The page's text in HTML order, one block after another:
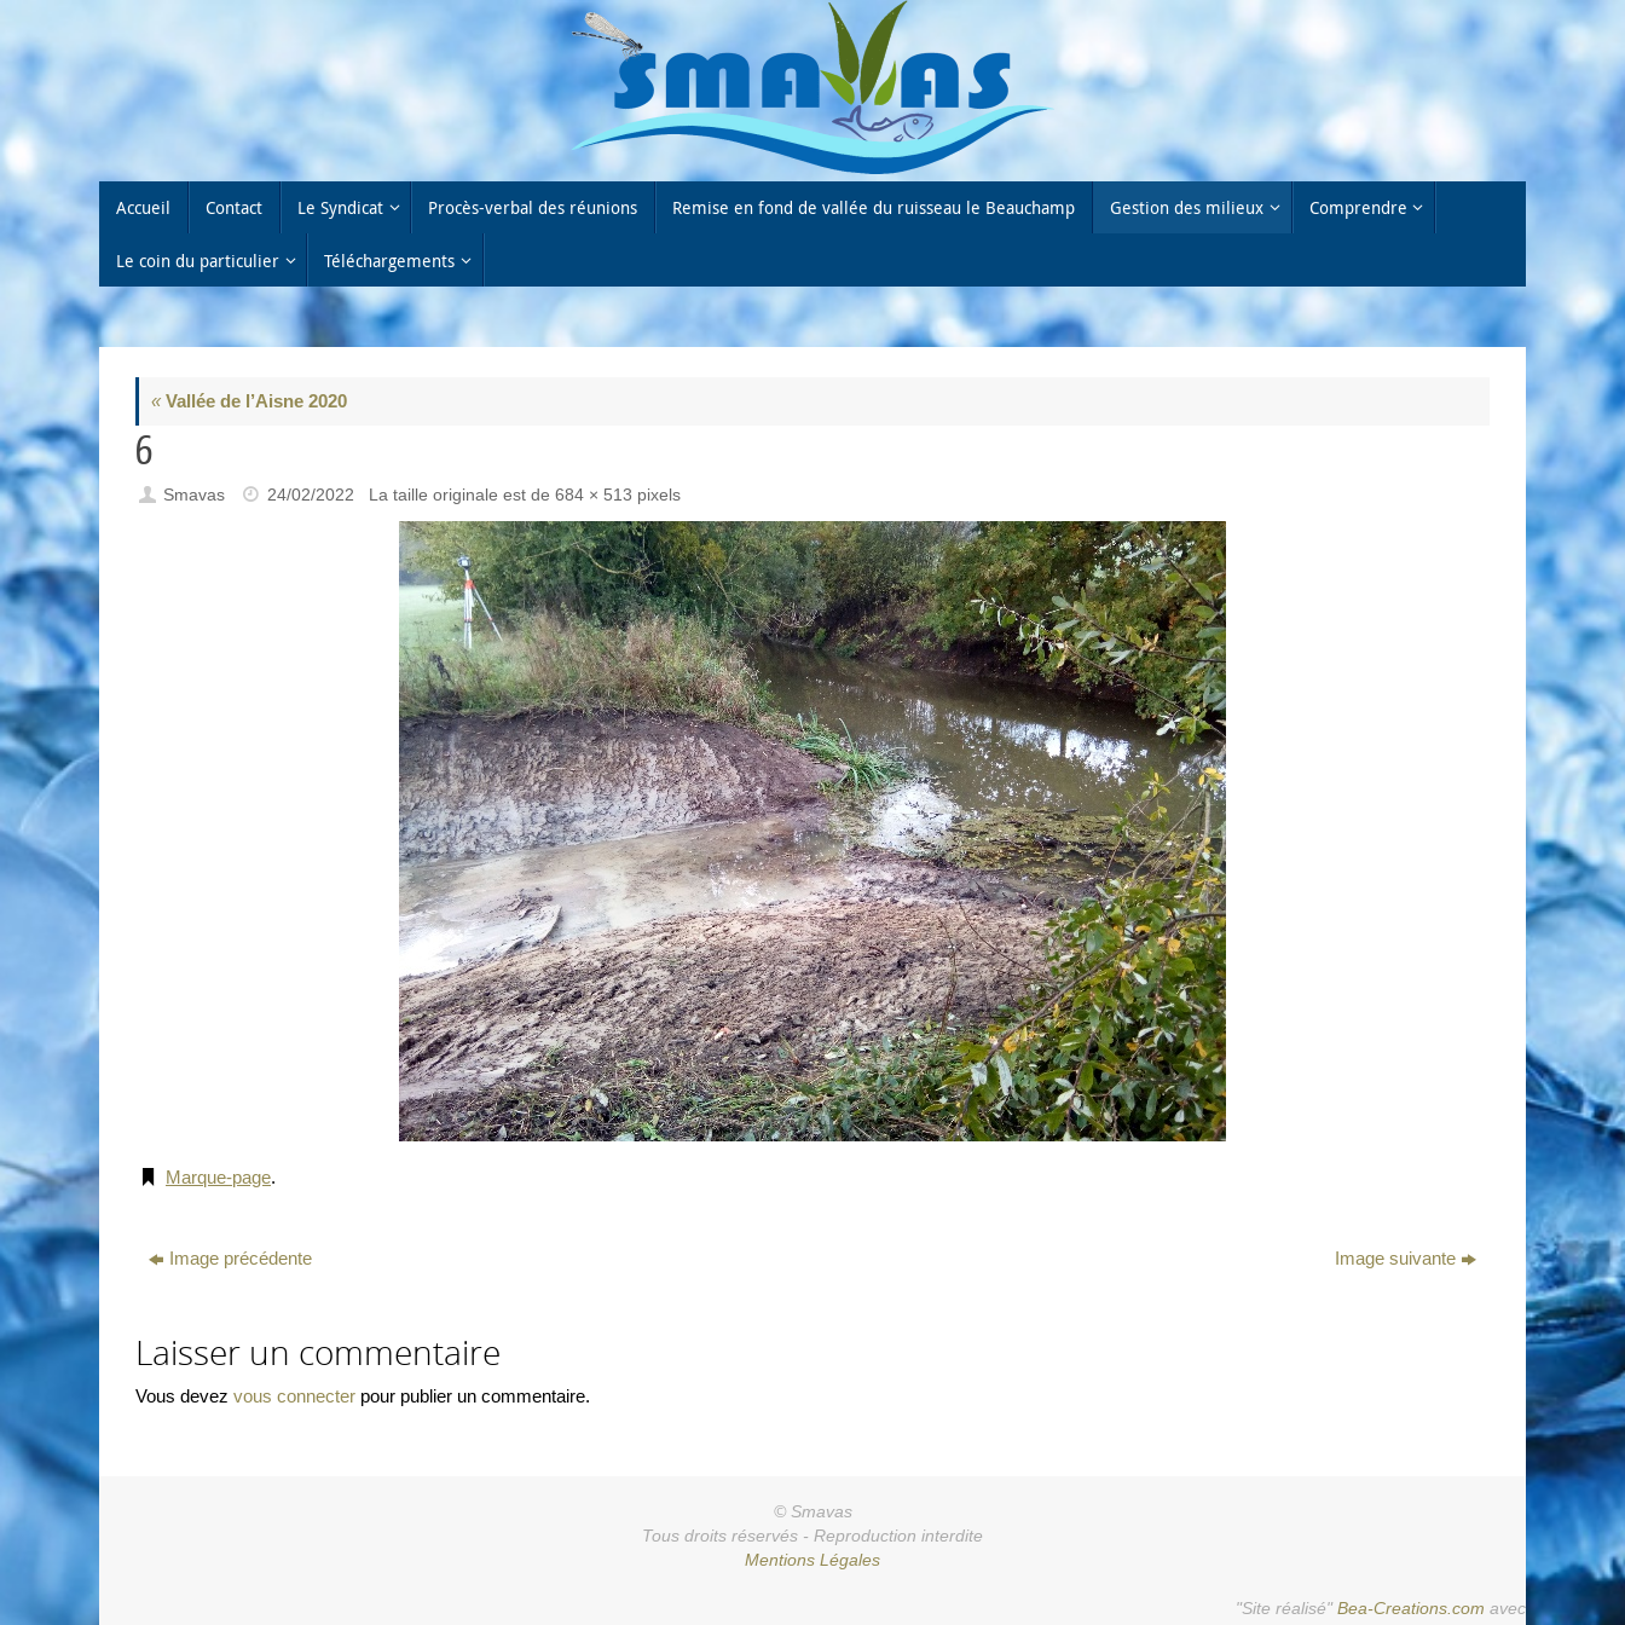
auAccueil Contact Le Syndicat Procès-verbal des réunions Remise en fond de vallée du ruisseau le Beauchamp Gestion des milieux Comprendre
Le coin du particulier Téléchargements
« Vallée de l’Aisne 2020
6
Smavas 24/02/2022 La taille originale est de684 × 513 pixels
Marque-page.
Image précédente Image suivante
Laisser un commentaire
Vous devez vous connecter pour publier un commentaire.
© Smavas
Tous droits réservés - Reproduction interdite
Mentions Légales
"Site réalisé" Bea-Creations.com avec